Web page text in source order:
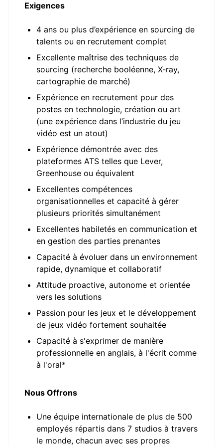
Exigences
4 ans ou plus d’expérience en sourcing de
talents ou en recrutement complet
Excellente maîtrise des techniques de
sourcing (recherche booléenne, X-ray,
cartographie de marché)
Expérience en recrutement pour des
postes en technologie, création ou art
(une expérience dans l’industrie du jeu
vidéo est un atout)
Expérience démontrée avec des
plateformes ATS telles que Lever,
Greenhouse ou équivalent
Excellentes compétences
organisationnelles et capacité à gérer
plusieurs priorités simultanément
Excellentes habiletés en communication et
en gestion des parties prenantes
Capacité à évoluer dans un environnement
rapide, dynamique et collaboratif
Attitude proactive, autonome et orientée
vers les solutions
Passion pour les jeux et le développement
de jeux vidéo fortement souhaitée
Capacité à s'exprimer de manière
professionnelle en anglais, à l'écrit comme
à l'oral*
Nous Offrons
Une équipe internationale de plus de 500
employés répartis dans 7 studios à travers
le monde, chacun avec ses propres